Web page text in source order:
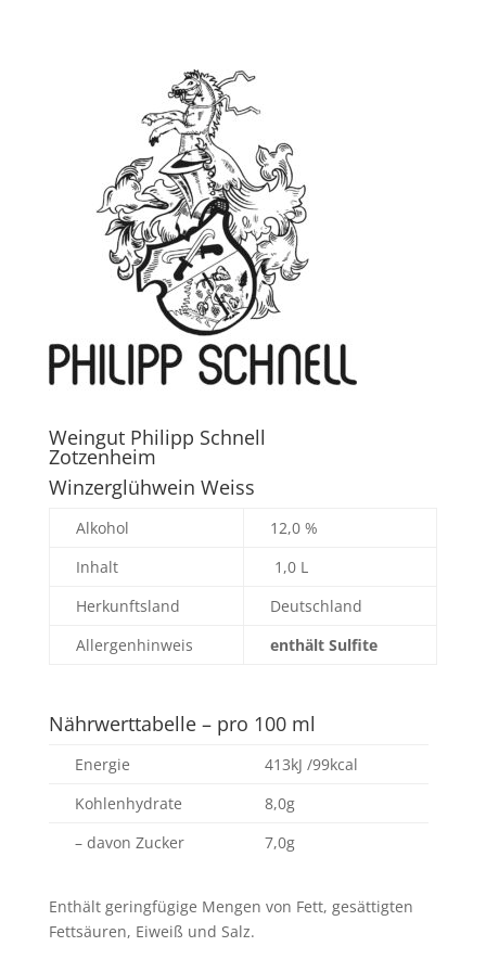
Weingut Philipp Schnell
Zotzenheim
Winzerglühwein Weiss
Alkohol
12,0 %
Inhalt
1,0 L
Herkunftsland
Deutschland
Allergenhinweis
enthält Sulfite
Nährwerttabelle – pro 100 ml
Energie
413kJ /99kcal
Kohlenhydrate
8,0g
– davon Zucker
7,0g
Enthält geringfügige Mengen von Fett, gesättigten
Fettsäuren, Eiweiß und Salz.